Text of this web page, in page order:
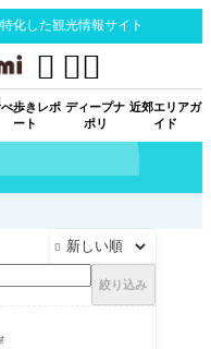
化した観光情報サイト
歩きレポ
ート
ディープナ
ポリ
近郊エリアガ
イド
 

絞り込み